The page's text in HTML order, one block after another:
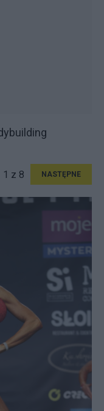
1 z 8 NASTĘPNE